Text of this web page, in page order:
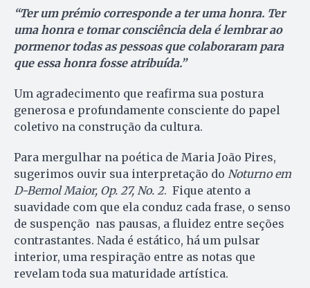
“Ter um prémio corresponde a ter uma honra. Ter
uma honra e tomar consciência dela é lembrar ao
pormenor todas as pessoas que colaboraram para
que essa honra fosse atribuída.”
Um agradecimento que reafirma sua postura
generosa e profundamente consciente do papel
coletivo na construção da cultura.
Para mergulhar na poética de Maria João Pires,
sugerimos ouvir sua interpretação do Noturno em
D-Bemol Maior, Op. 27, No. 2. Fique atento a
suavidade com que ela conduz cada frase, o senso
de suspenção nas pausas, a fluidez entre seções
contrastantes. Nada é estático, há um pulsar
interior, uma respiração entre as notas que
revelam toda sua maturidade artística.